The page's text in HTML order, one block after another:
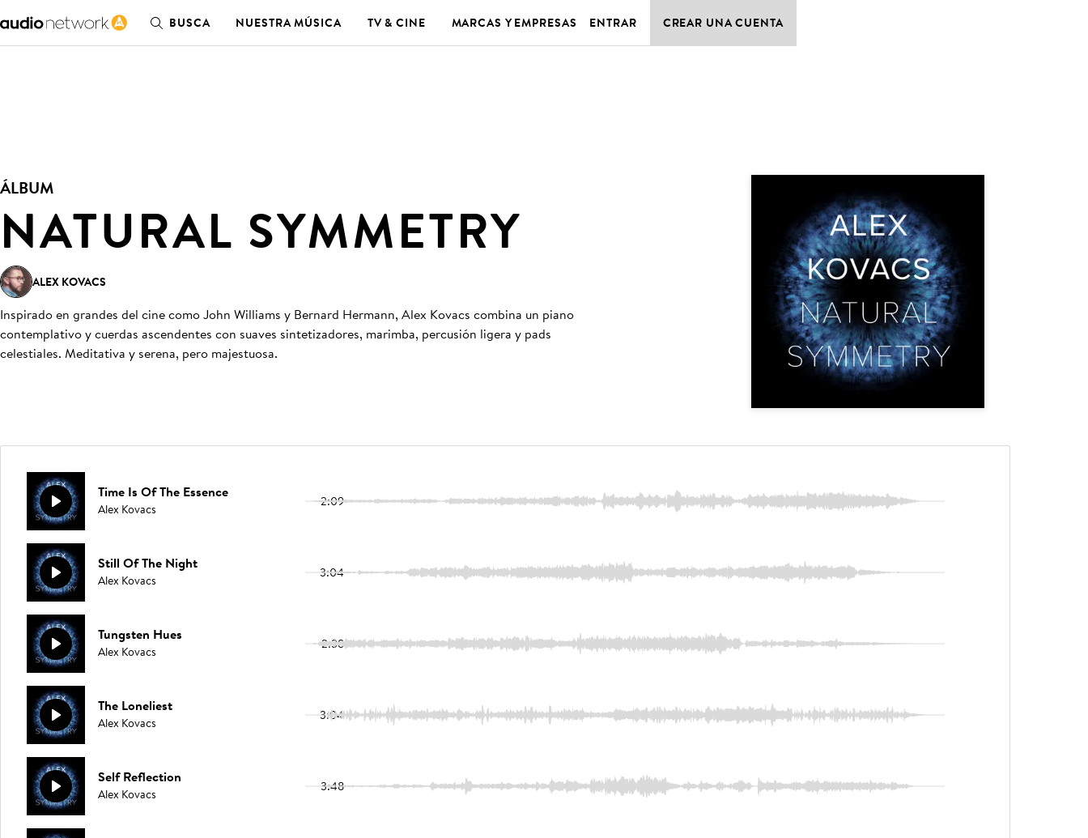
BUSCA NUESTRA MÚSICA TV & CINE MARCAS Y EMPRESAS ENTRAR CREAR UNA CUENTA
ÁLBUM
NATURAL SYMMETRY
ALEX KOVACS
Inspirado en grandes del cine como John Williams y Bernard Hermann, Alex Kovacs combina un piano
contemplativo y cuerdas ascendentes con suaves sintetizadores, marimba, percusión ligera y pads
celestiales. Meditativa y serena, pero majestuosa.
Time Is Of The Essence
Alex Kovacs 2:09
Still Of The Night
Alex Kovacs 3:04
Tungsten Hues
Alex Kovacs 2:38
The Loneliest
Alex Kovacs 3:04
Self Reflection
Alex Kovacs 3:48